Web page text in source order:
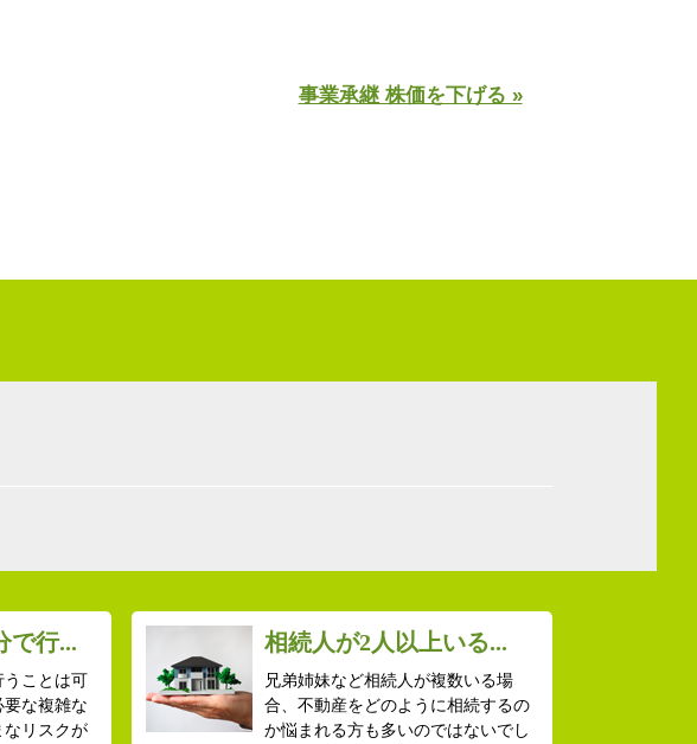
事業承継 株価を下げる »
で行...
うことは可
な複雑な
なリスクが
相続人が2人以上いる...
兄弟姉妹など相続人が複数いる場
合、不動産をどのように相続するの
か悩まれる方も多いのではないでし